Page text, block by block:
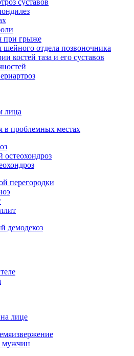
суставов
при грыже
шейного отдела позвоночника
костей таза и его суставов
лица
проблемных местах
перегородки
демодекоз
лице
мужчин